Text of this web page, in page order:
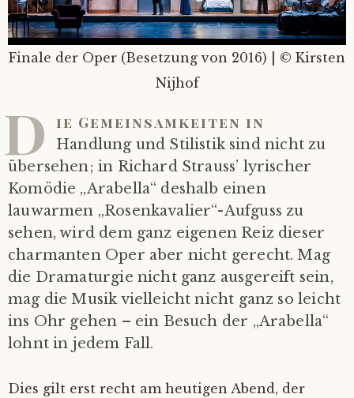
Finale der Oper (Besetzung von 2016) | © Kirsten
Nijhof
D ie Gemeinsamkeiten in
Handlung und Stilistik sind nicht zu
übersehen; in Richard Strauss’ lyrischer
Komödie „Arabella“ deshalb einen
lauwarmen „Rosenkavalier“-Aufguss zu
sehen, wird dem ganz eigenen Reiz dieser
charmanten Oper aber nicht gerecht. Mag
die Dramaturgie nicht ganz ausgereift sein,
mag die Musik vielleicht nicht ganz so leicht
ins Ohr gehen – ein Besuch der „Arabella“
lohnt in jedem Fall.
Dies gilt erst recht am heutigen Abend, der